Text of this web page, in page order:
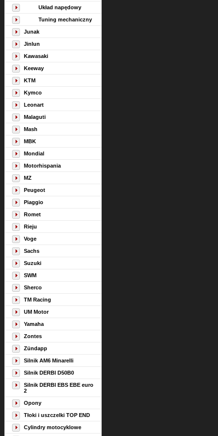
Układ napędowy
Tuning mechaniczny
Junak
Jinlun
Kawasaki
Keeway
KTM
Kymco
Leonart
Malaguti
Mash
MBK
Mondial
Motorhispania
MZ
Peugeot
Piaggio
Romet
Rieju
Voge
Sachs
Suzuki
SWM
Sherco
TM Racing
UM Motor
Yamaha
Zontes
Zündapp
Silnik AM6 Minarelli
Silnik DERBI D50B0
Silnik DERBI EBS EBE euro
2
Opony
Tłoki i uszczelki TOP END
Cylindry motocyklowe